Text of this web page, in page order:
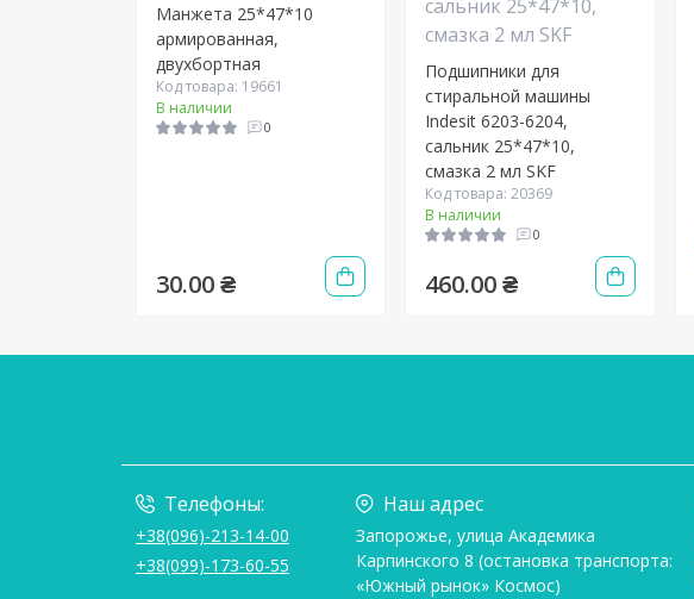
Манжета 25*47*10
армированная,
двухбортная
Код товара: 19661
В наличии
0
30.00 ₴
Подшипники для
стиральной машины
Indesit 6203-6204,
сальник 25*47*10,
смазка 2 мл SKF
Код товара: 20369
В наличии
0
460.00 ₴
Телефоны:
+38(096)-213-14-00
+38(099)-173-60-55
Наш адрес
Запорожье, улица Академика
Карпинского 8 (остановка транспорта:
«Южный рынок» Космос)